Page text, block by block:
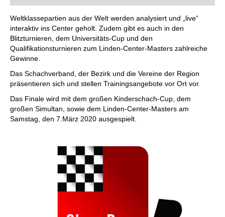
Weltklassepartien aus der Welt werden analysiert und „live“
interaktiv ins Center geholt. Zudem gibt es auch in den
Blitzturnieren, dem Universitäts-Cup und den
Qualifikationsturnieren zum Linden-Center-Masters zahlreiche
Gewinne.
Das Schachverband, der Bezirk und die Vereine der Region
präsentieren sich und stellen Trainingsangebote vor Ort vor.
Das Finale wird mit dem großen Kinderschach-Cup, dem
großen Simultan, sowie dem Linden-Center-Masters am
Samstag, den 7.März 2020 ausgespielt.